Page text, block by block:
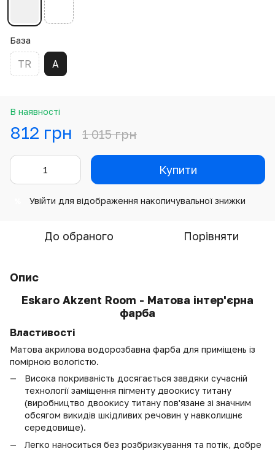
База
TR A
В наявності
812 грн 1 015 грн
Купити
Увійти для відображення накопичувальної знижки
До обраного Порівняти
Опис
Eskaro Akzent Room - Матова інтер'єрна
фарба
Властивості
Матова акрилова водорозбавна фарба для приміщень із
помірною вологістю.
Висока покриваність досягається завдяки сучасній
технології заміщення пігменту двоокису титану
(виробництво двоокису титану пов'язане зі значним
обсягом викидів шкідливих речовин у навколишнє
середовище).
Легко наноситься без розбризкування та потік, добре